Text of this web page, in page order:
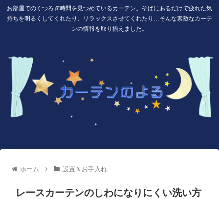
お部屋でのくつろぎ時間を見つめているカーテン。そばにあるだけで疲れた気
持ちを明るくしてくれたり、リラックスさせてくれたり…そんな素敵なカーテ
ンの情報を取り揃えました。
ホーム 設置＆お手入れ
レースカーテンのしわになりにくい洗い方